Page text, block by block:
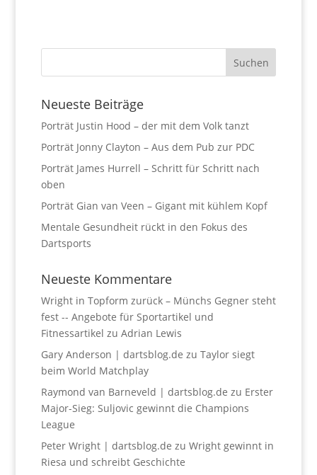
Neueste Beiträge
Porträt Justin Hood – der mit dem Volk tanzt
Porträt Jonny Clayton – Aus dem Pub zur PDC
Porträt James Hurrell – Schritt für Schritt nach
oben
Porträt Gian van Veen – Gigant mit kühlem Kopf
Mentale Gesundheit rückt in den Fokus des
Dartsports
Neueste Kommentare
Wright in Topform zurück – Münchs Gegner steht
fest -- Angebote für Sportartikel und
Fitnessartikel zu Adrian Lewis
Gary Anderson | dartsblog.de zu Taylor siegt
beim World Matchplay
Raymond van Barneveld | dartsblog.de zu Erster
Major-Sieg: Suljovic gewinnt die Champions
League
Peter Wright | dartsblog.de zu Wright gewinnt in
Riesa und schreibt Geschichte